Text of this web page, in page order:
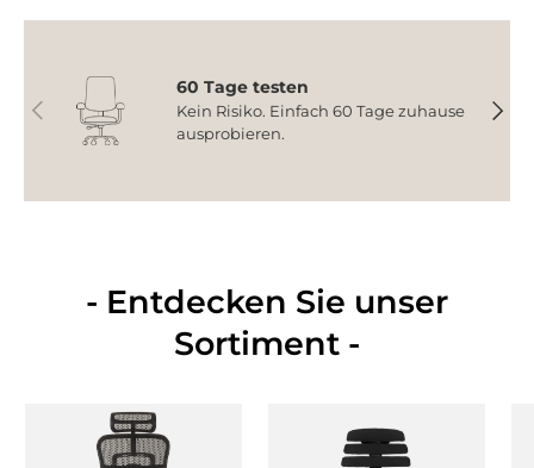
Vorherige
60 Tage testen
Kein Risiko. Einfach 60 Tage zuhause
ausprobieren.
- Entdecken Sie unser
Sortiment -